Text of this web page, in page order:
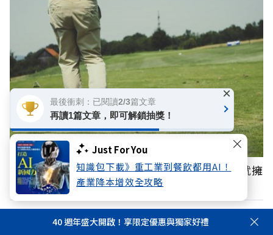
Just For You
知識包下載》重工業到餐飲都用AI！
產業降本增效全攻略
日本百億富豪的致富觀點：別只考慮自己，你就擁
有全宇宙的力量
上班遲到一分鐘，得請一小時事假？律師
40 週年盛大開啟！享限定優惠與獨家好禮
最後衝刺：已閱讀2/3篇文章
再讀1篇文章，即可解鎖抽獎！
×